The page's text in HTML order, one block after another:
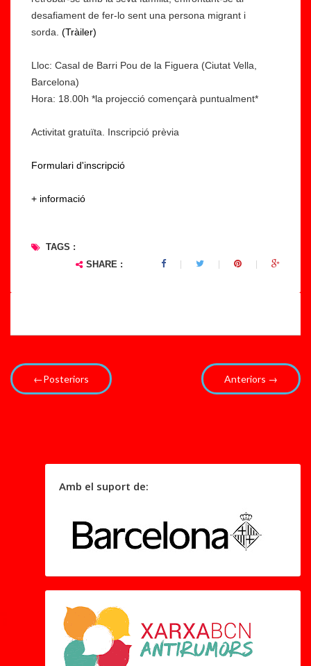
desafiament de fer-lo sent una persona migrant i
sorda. (Tràiler)
Lloc: Casal de Barri Pou de la Figuera (Ciutat Vella,
Barcelona)
Hora: 18.00h *la projecció començarà puntualment*
Activitat gratuïta. Inscripció prèvia
Formulari d'inscripció
+ informació
TAGS :
SHARE :
←Posteriors Anteriors →
Amb el suport de: